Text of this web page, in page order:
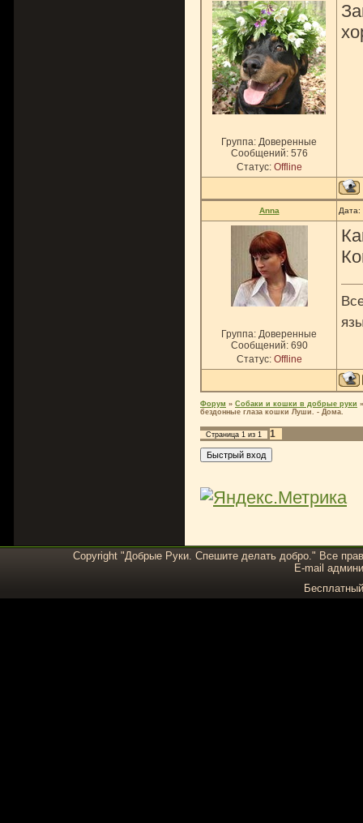
Группа: Доверенные
Сообщений: 576
Статус: Offline
Anna Дата:
Группа: Доверенные
Сообщений: 690
Статус: Offline
Форум » Собаки и кошки в добрые руки »
бездонные глаза кошки Луши. - Дома.
Страница 1 из 1 1
Copyright "Добрые Руки. Спешите делать добро." Все
E-mail